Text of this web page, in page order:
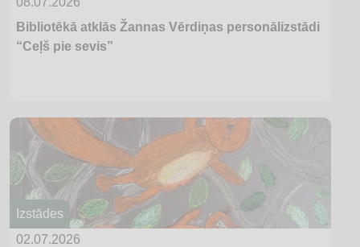
Bibliotēkā atklās Žannas Vērdiņas personālizstādi
“Ceļš pie sevis”
Izstādes
02.07.2026